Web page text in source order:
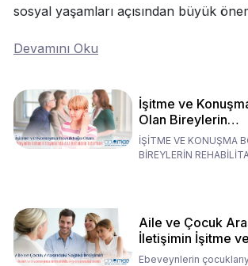
sosyal yaşamları açısından büyük
Devamını Oku
İşitme ve
Olan Bireylerin
Babaların
İŞİTME VE KONUŞMA
BİREYLERİN
Aile ve Çocuk
İletişimin İşitme
Ebeveynlerin